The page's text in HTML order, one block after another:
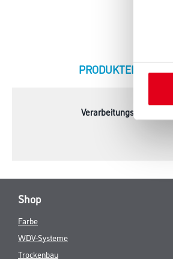
CURRENT
Verarbeitungstemp./
Shop
Farbe
WDV-Systeme
Trockenbau